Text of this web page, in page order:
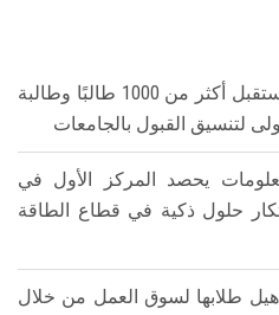
معامل التنسيق الإلكتروني تستقبل أكثر من 1000 طالبًا وطالبة
لتنسيق القبول بالجامعات
يحصد المركز الأول في
حلول ذكية في قطاع الطاقة
طلابها لسوق العمل من خلال